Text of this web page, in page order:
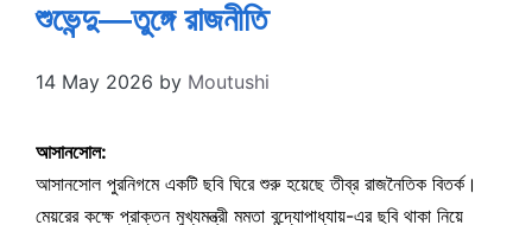
শুভেন্দু—তুঙ্গে রাজনীতি
14 May 2026 by Moutushi
আসানসোল:
আসানসোল পুরনিগমে একটি ছবি ঘিরে শুরু হয়েছে তীব্র রাজনৈতিক বিতর্ক।
মেয়রের কক্ষে প্রাক্তন মুখ্যমন্ত্রী মমতা বন্দ্যোপাধ্যায়-এর ছবি থাকা নিয়ে